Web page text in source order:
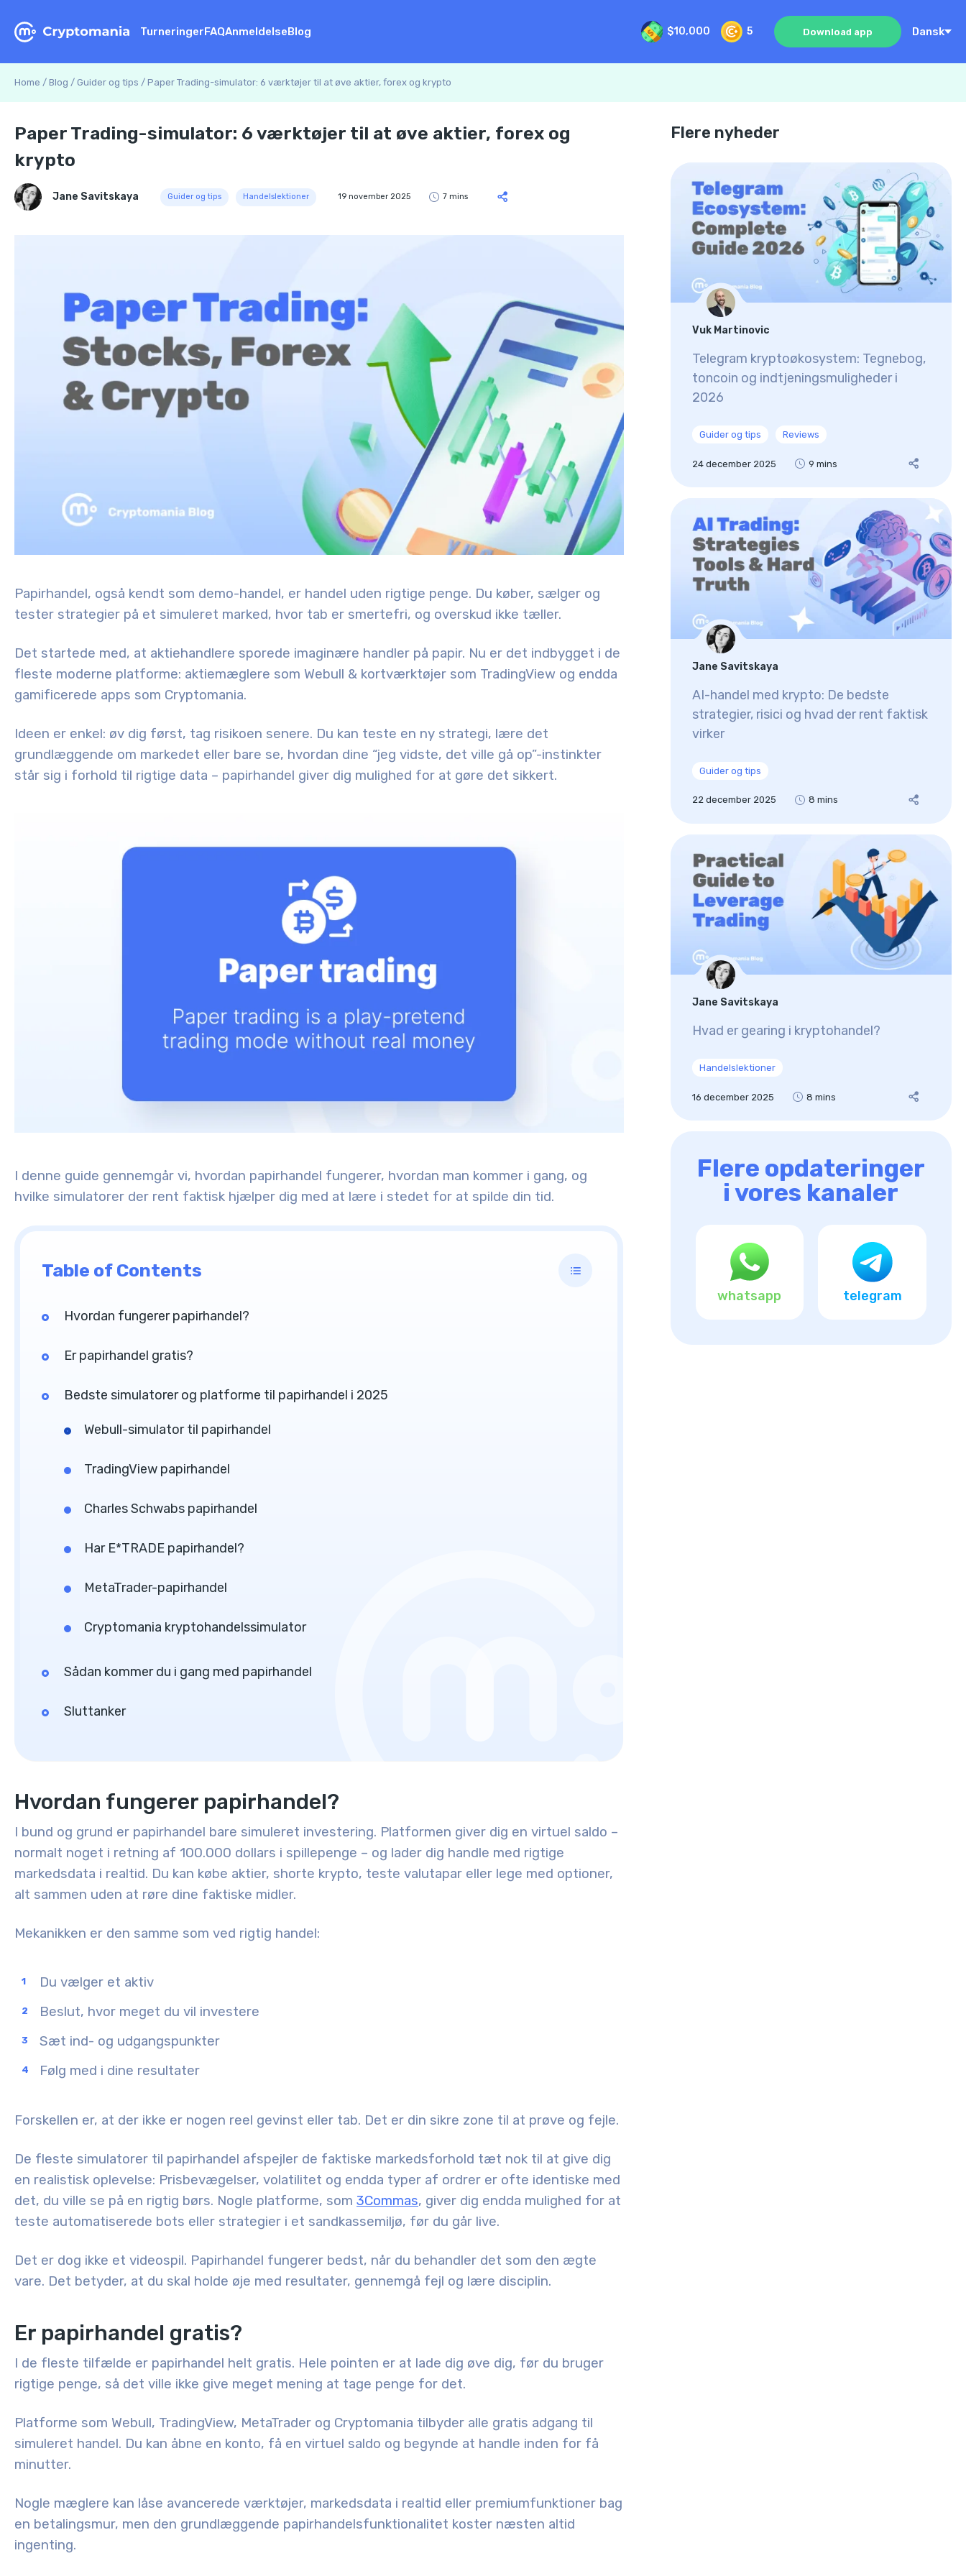
TurneringerFAQAnmeldelseBlog $10,000 5 Download app Dansk
Home / Blog / Guider og tips / Paper Trading-simulator: 6 værktøjer til at øve aktier, forex og krypto
Paper Trading-simulator: 6 værktøjer til at øve aktier, forex og
krypto
Jane Savitskaya Guider og tips Handelslektioner 19 november 2025 7 mins
Papirhandel, også kendt som demo-handel, er handel uden rigtige penge. Du køber, sælger og
tester strategier på et simuleret marked, hvor tab er smertefri, og overskud ikke tæller.
Det startede med, at aktiehandlere sporede imaginære handler på papir. Nu er det indbygget i de
fleste moderne platforme: aktiemæglere som Webull & kortværktøjer som TradingView og endda
gamificerede apps som Cryptomania.
Ideen er enkel: øv dig først, tag risikoen senere. Du kan teste en ny strategi, lære det
grundlæggende om markedet eller bare se, hvordan dine “jeg vidste, det ville gå op”-instinkter
står sig i forhold til rigtige data – papirhandel giver dig mulighed for at gøre det sikkert.
I denne guide gennemgår vi, hvordan papirhandel fungerer, hvordan man kommer i gang, og
hvilke simulatorer der rent faktisk hjælper dig med at lære i stedet for at spilde din tid.
Table of Contents
Hvordan fungerer papirhandel?
Er papirhandel gratis?
Bedste simulatorer og platforme til papirhandel i 2025
Webull-simulator til papirhandel
TradingView papirhandel
Charles Schwabs papirhandel
Har E*TRADE papirhandel?
MetaTrader-papirhandel
Cryptomania kryptohandelssimulator
Sådan kommer du i gang med papirhandel
Sluttanker
Hvordan fungerer papirhandel?
I bund og grund er papirhandel bare simuleret investering. Platformen giver dig en virtuel saldo –
normalt noget i retning af 100.000 dollars i spillepenge – og lader dig handle med rigtige
markedsdata i realtid. Du kan købe aktier, shorte krypto, teste valutapar eller lege med optioner,
alt sammen uden at røre dine faktiske midler.
Mekanikken er den samme som ved rigtig handel:
Du vælger et aktiv
Beslut, hvor meget du vil investere
Sæt ind- og udgangspunkter
Følg med i dine resultater
Forskellen er, at der ikke er nogen reel gevinst eller tab. Det er din sikre zone til at prøve og fejle.
De fleste simulatorer til papirhandel afspejler de faktiske markedsforhold tæt nok til at give dig
en realistisk oplevelse: Prisbevægelser, volatilitet og endda typer af ordrer er ofte identiske med
det, du ville se på en rigtig børs. Nogle platforme, som 3Commas, giver dig endda mulighed for at
teste automatiserede bots eller strategier i et sandkassemiljø, før du går live.
Det er dog ikke et videospil. Papirhandel fungerer bedst, når du behandler det som den ægte
vare. Det betyder, at du skal holde øje med resultater, gennemgå fejl og lære disciplin.
Er papirhandel gratis?
I de fleste tilfælde er papirhandel helt gratis. Hele pointen er at lade dig øve dig, før du bruger
rigtige penge, så det ville ikke give meget mening at tage penge for det.
Platforme som Webull, TradingView, MetaTrader og Cryptomania tilbyder alle gratis adgang til
simuleret handel. Du kan åbne en konto, få en virtuel saldo og begynde at handle inden for få
minutter.
Nogle mæglere kan låse avancerede værktøjer, markedsdata i realtid eller premiumfunktioner bag
en betalingsmur, men den grundlæggende papirhandelsfunktionalitet koster næsten altid
ingenting.
Flere nyheder
Vuk Martinovic
Telegram kryptoøkosystem: Tegnebog,
toncoin og indtjeningsmuligheder i
2026
Guider og tips Reviews
24 december 2025 9 mins
Jane Savitskaya
AI-handel med krypto: De bedste
strategier, risici og hvad der rent faktisk
virker
Guider og tips
22 december 2025 8 mins
Jane Savitskaya
Hvad er gearing i kryptohandel?
Handelslektioner
16 december 2025 8 mins
Flere opdateringer
i vores kanaler
whatsapp telegram